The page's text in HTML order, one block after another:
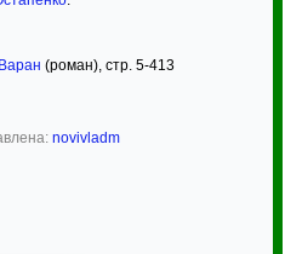
Варан (роман), стр. 5-413
novivladm